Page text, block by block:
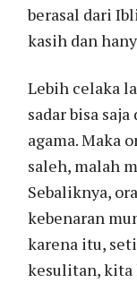
berasal dari
kasih dan
Lebih celaka
sadar bisa
agama. Maka
saleh, malah
Sebaliknya,
kebenaran
karena itu,
kesulitan, kita